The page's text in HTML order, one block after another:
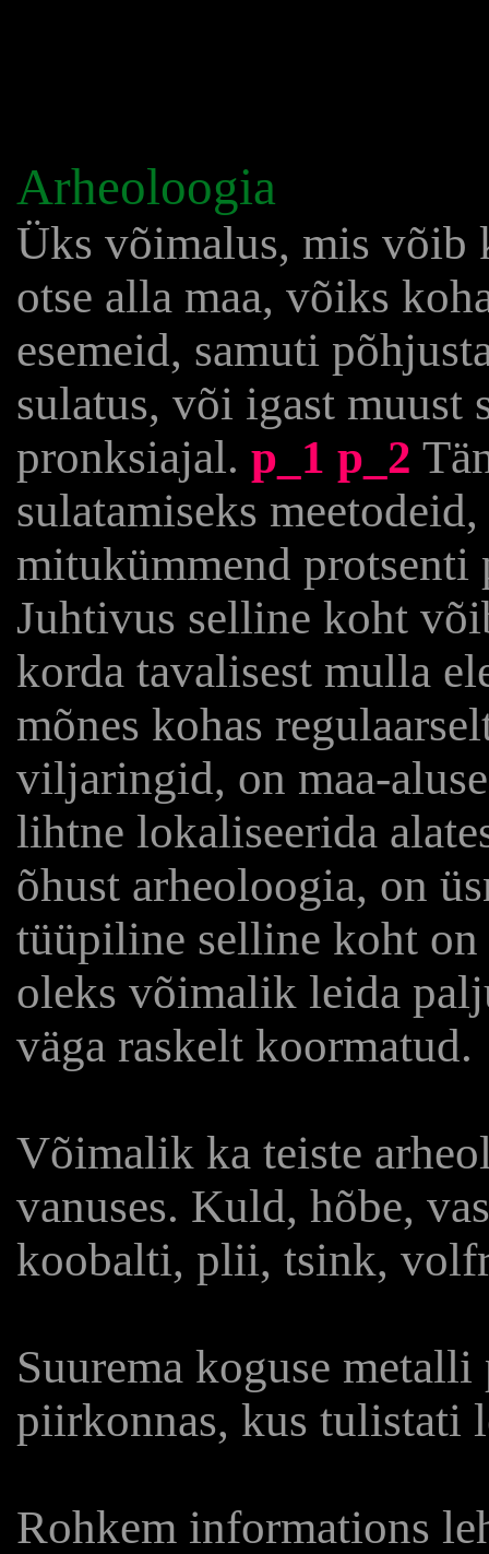
Arheoloogia
Üks võimalus, mis võib
otse alla maa, võiks
esemeid, samuti
sulatus, või igast muust
pronksiajal. p_1 p_2
sulatamiseks
mitukümmend protsenti
Juhtivus selline koht
korda tavalisest mulla
mõnes kohas
viljaringid, on maa-
lihtne lokaliseerida
õhust arheoloogia, on
tüüpiline selline koht
oleks võimalik leida
väga raskelt koormatud.
Võimalik ka teiste
vanuses. Kuld, hõbe,
koobalti, plii, tsink,
Suurema koguse
piirkonnas, kus tulistati
Rohkem informations